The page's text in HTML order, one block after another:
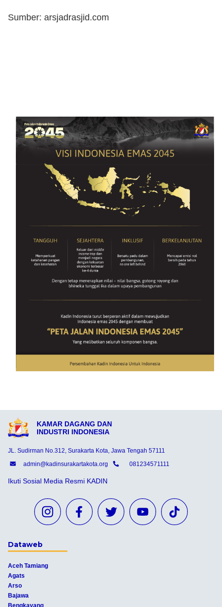
Sumber: arsjadrasjid.com
KAMAR DAGANG DAN
INDUSTRI INDONESIA
JL. Sudirman No.312, Surakarta Kota, Jawa Tengah 57111
admin@kadinsurakartakota.org
081234571111
Ikuti Sosial Media Resmi KADIN
Dataweb
Aceh Tamiang
Agats
Arso
Bajawa
Bengkayang